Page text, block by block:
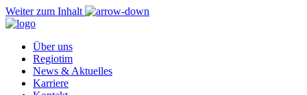
Weiter zum Inhalt
Über uns
Regiotim
News & Aktuelles
Karriere